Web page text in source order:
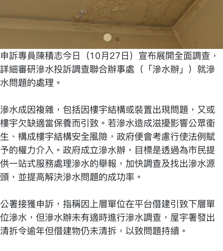
申訴專員陳積志今日（10月27日）宣布展開全面調查，
詳細審研滲水投訴調查聯合辦事處（「滲水辦」）就滲
水問題的處理。
滲水成因複雜，包括因樓宇結構或裝置出現問題，又或
樓宇欠缺適當保養而引致。若滲水造成滋擾影響公眾衞
生、構成樓宇結構安全風險，政府便會考慮行使法例賦
予的權力介入。政府成立滲水辦，目標是透過為市民提
供一站式服務處理滲水的舉報，加快調查及找出滲水源
頭，並提高解決滲水問題的成功率。
公署接獲申訴，指稱因上層單位在平台僭建引致下層單
位滲水，但滲水辦未有適時進行滲水調查，屋宇署發出
清拆令逾年但僭建物仍未清拆，以致問題持續。